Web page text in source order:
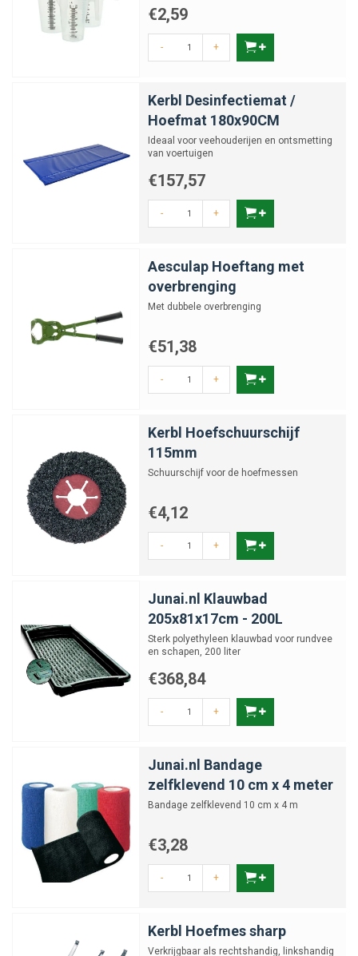
€2,59
- +
Kerbl Desinfectiemat /
Hoefmat 180x90CM
Ideaal voor veehouderijen en ontsmetting
van voertuigen
€157,57
- +
Aesculap Hoeftang met
overbrenging
Met dubbele overbrenging
€51,38
- +
Kerbl Hoefschuurschijf
115mm
Schuurschijf voor de hoefmessen
€4,12
- +
Junai.nl Klauwbad
205x81x17cm - 200L
Sterk polyethyleen klauwbad voor rundvee
en schapen, 200 liter
€368,84
- +
Junai.nl Bandage
zelfklevend 10 cm x 4 meter
Bandage zelfklevend 10 cm x 4 m
€3,28
- +
Kerbl Hoefmes sharp
Verkrijgbaar als rechtshandig, linkshandig